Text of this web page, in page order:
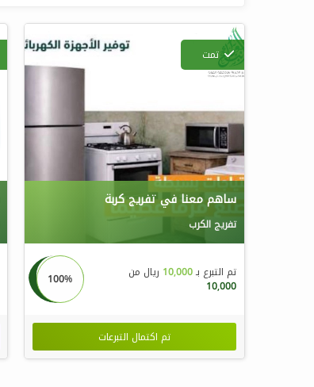
ساهم معنا في تفريج كربة
تفريج الكرب
تمت
تم التبرع بـ10,000 ريال من
10,000
100%
تم اكتمال التبرعات